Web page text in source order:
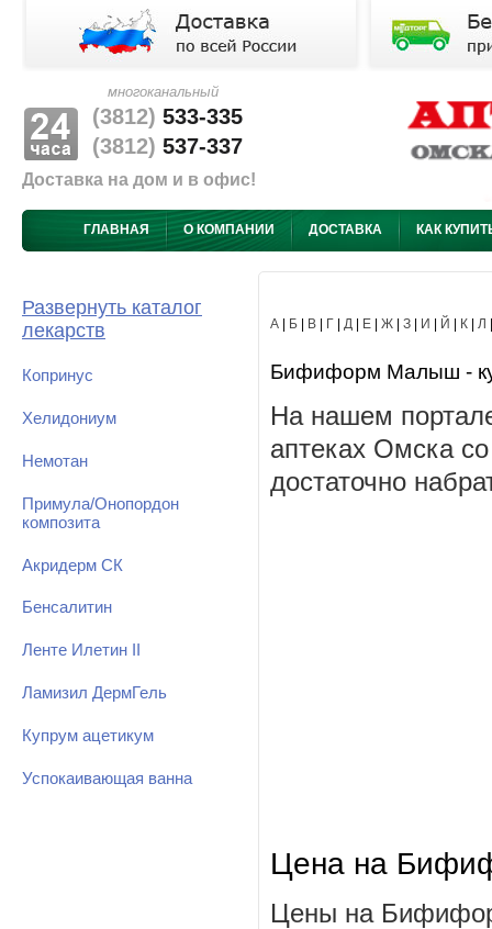
многоканальный
(3812) 533-335
(3812) 537-337
Доставка на дом и в офис!
ГЛАВНАЯ О КОМПАНИИ ДОСТАВКА КАК
Развернуть каталог
лекарств
Копринус
Хелидониум
Немотан
Примула/Онопордон
композита
Акридерм СК
Бенсалитин
Ленте Илетин II
Ламизил ДермГель
Купрум ацетикум
Успокаивающая ванна
А Б В Г Д Е Ж З И Й К Л
Бифиформ Малыш -
На нашем
аптеках Омска
достаточно
Цена на
Цены на